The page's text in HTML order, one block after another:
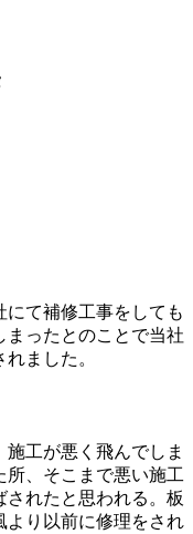
にて補修工事をしても
まったとのことで当社
ました。
工が悪く飛んでしま
所、そこまで悪い施工
れたと思われる。板
より以前に修理をされ